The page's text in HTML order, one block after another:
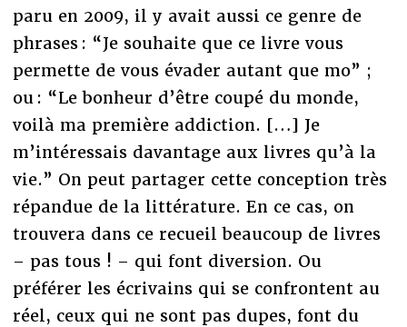
paru en 2009, il y avait aussi ce genre de
phrases : “Je souhaite que ce livre vous
permette de vous évader autant que mo” ;
ou : “Le bonheur d’être coupé du monde,
voilà ma première addiction. […] Je
m’intéressais davantage aux livres qu’à la
vie.” On peut partager cette conception très
répandue de la littérature. En ce cas, on
trouvera dans ce recueil beaucoup de livres
– pas tous ! – qui font diversion. Ou
préférer les écrivains qui se confrontent au
réel, ceux qui ne sont pas dupes, font du